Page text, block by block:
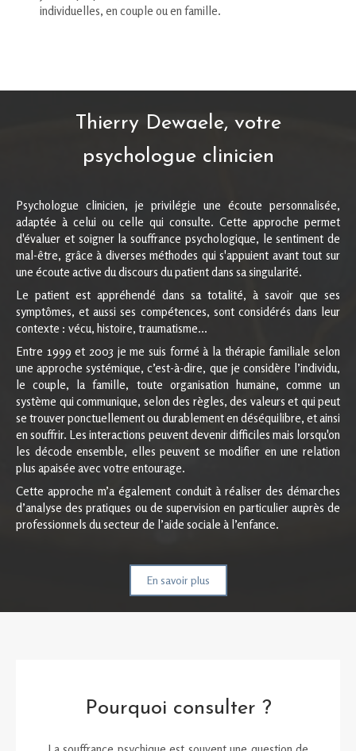
individuelles, en couple ou en famille.
Thierry Dewaele, votre
psychologue clinicien
Psychologue clinicien, je privilégie une écoute personnalisée,
adaptée à celui ou celle qui consulte. Cette approche permet
d'évaluer et soigner la souffrance psychologique, le sentiment de
mal-être, grâce à diverses méthodes qui s'appuient avant tout sur
une écoute active du discours du patient dans sa singularité.
Le patient est appréhendé dans sa totalité, à savoir que ses
symptômes, et aussi ses compétences, sont considérés dans leur
contexte : vécu, histoire, traumatisme...
Entre 1999 et 2003 je me suis formé à la thérapie familiale selon
une approche systémique, c’est-à-dire, que je considère l’individu,
le couple, la famille, toute organisation humaine, comme un
système qui communique, selon des règles, des valeurs et qui peut
se trouver ponctuellement ou durablement en déséquilibre, et ainsi
en souffrir. Les interactions peuvent devenir difficiles mais lorsqu'on
les décode ensemble, elles peuvent se modifier en une relation
plus apaisée avec votre entourage.
Cette approche m’a également conduit à réaliser des démarches
d’analyse des pratiques ou de supervision en particulier auprès de
professionnels du secteur de l’aide sociale à l’enfance.
En savoir plus
Pourquoi consulter ?